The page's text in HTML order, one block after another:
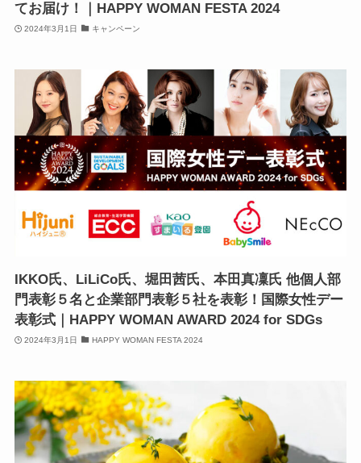
てお届け！｜HAPPY WOMAN FESTA 2024
2024年3月1日 キャンペーン
IKKO氏、LiLiCo氏、堀田茜氏、本田真凜氏 他個人部
門表彰５名と企業部門表彰５社を表彰！国際女性デー
表彰式｜HAPPY WOMAN AWARD 2024 for SDGs
2024年3月1日 HAPPY WOMAN FESTA 2024